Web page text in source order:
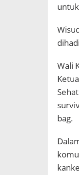
Wali
bag.